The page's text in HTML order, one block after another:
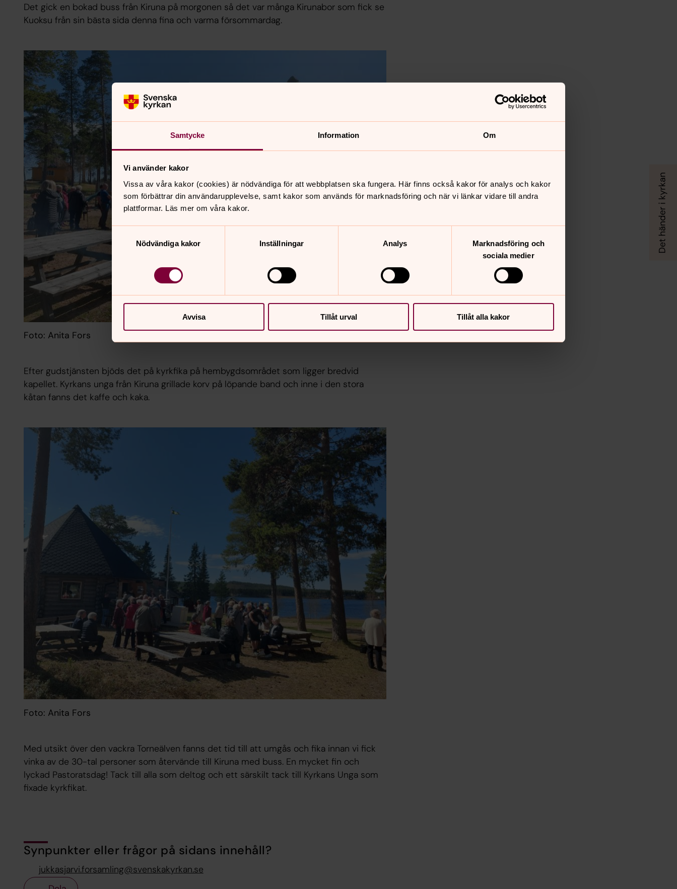
Samtycke Information Om
Vi använder kakor
Vissa av våra kakor (cookies) är nödvändiga för att webbplatsen ska fungera. Här finns också kakor för analys och kakor
som förbättrar din användarupplevelse, samt kakor som används för marknadsföring och när vi länkar vidare till andra
plattformar. Läs mer om våra kakor.
Samtyckesval
Nödvändiga kakor
Inställningar Analys
Marknadsföring och
sociala medier
Avvisa Tillåt urval Tillåt alla kakor
Det gick en bokad buss från Kiruna på morgonen så det var många Kirunabor som fick se
Kuoksu från sin bästa sida denna fina och varma försommardag.
Foto: Anita Fors
Efter gudstjänsten bjöds det på kyrkfika på hembygdsområdet som ligger bredvid
kapellet. Kyrkans unga från Kiruna grillade korv på löpande band och inne i den stora
kåtan fanns det kaffe och kaka.
Foto: Anita Fors
Med utsikt över den vackra Torneälven fanns det tid till att umgås och fika innan vi fick
vinka av de 30-tal personer som återvände till Kiruna med buss. En mycket fin och
lyckad Pastoratsdag! Tack till alla som deltog och ett särskilt tack till Kyrkans Unga som
fixade kyrkfikat.
Synpunkter eller frågor på sidans innehåll?
jukkasjarvi.forsamling@svenskakyrkan.se